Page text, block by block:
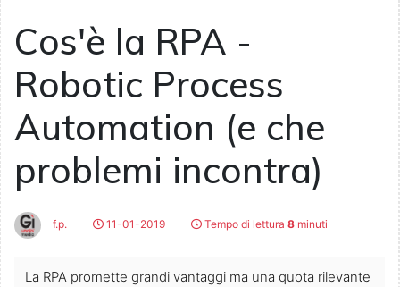
Cos'è la RPA -
Robotic Process
Automation (e che
problemi incontra)
f.p. 11-01-2019 Tempo di lettura 8 minuti
La RPA promette grandi vantaggi ma una quota rilevante